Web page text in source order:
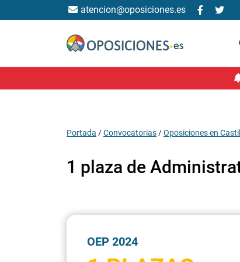
atencion@oposiciones.es
Portada /Convocatorias /Oposiciones en
1 plaza de
OEP 2024